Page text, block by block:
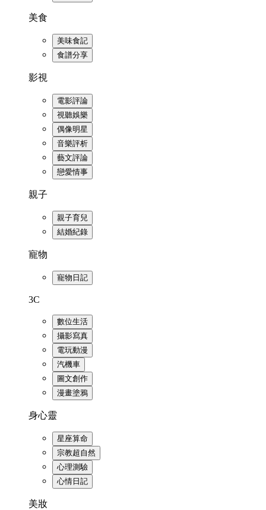
美食
美味食記
食譜分享
影視
電影評論
視聽娛樂
偶像明星
音樂評析
藝文評論
戀愛情事
親子
親子育兒
結婚紀錄
寵物
寵物日記
3C
數位生活
攝影寫真
電玩動漫
汽機車
圖文創作
漫畫塗鴉
身心靈
星座算命
宗教超自然
心理測驗
心情日記
美妝